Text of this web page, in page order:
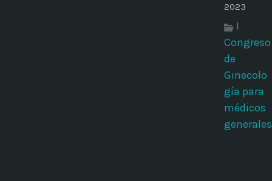
2023
I
Congreso
de
Ginecolo
gía para
médicos
generales